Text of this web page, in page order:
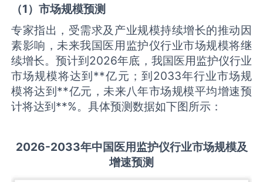
（1）市场规模预测
专家指出，受需求及产业规模持续增长的推动因
素影响，未来我国医用监护仪行业市场规模将继
续增长。预计到2026年底，我国医用监护仪行业
市场规模将达到**亿元；到2033年行业市场规
模将达到**亿元，未来八年市场规模平均增速预
计将达到**%。具体预测数据如下图所示：
2026-2033年中国医用监护仪行业市场规模及
增速预测